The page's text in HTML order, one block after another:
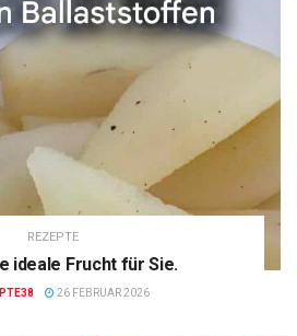
REZEPTE
ideale Frucht für Sie.
26 FEBRUAR 2026